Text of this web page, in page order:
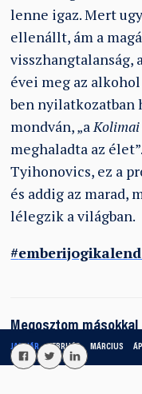
JANUÁR FEBRUÁR MÁRCIUS
lenne igaz. Mert
ellenállt, ám a
visszhangtalanság,
évei meg az
ben nyilatkozatban
mondván, „aKolimai
meghaladta az
Tyihonovics, ez a
és addig az marad,
lélegzik a világban.
#
Megosztom másokkal